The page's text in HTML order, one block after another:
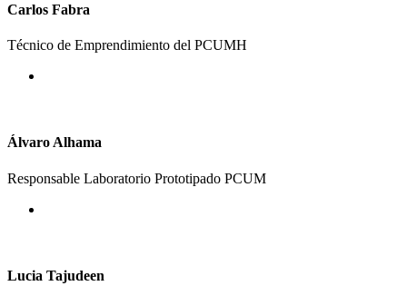
Carlos Fabra
Técnico de Emprendimiento del PCUMH
Álvaro Alhama
Responsable Laboratorio Prototipado PCUM
Lucia Tajudeen